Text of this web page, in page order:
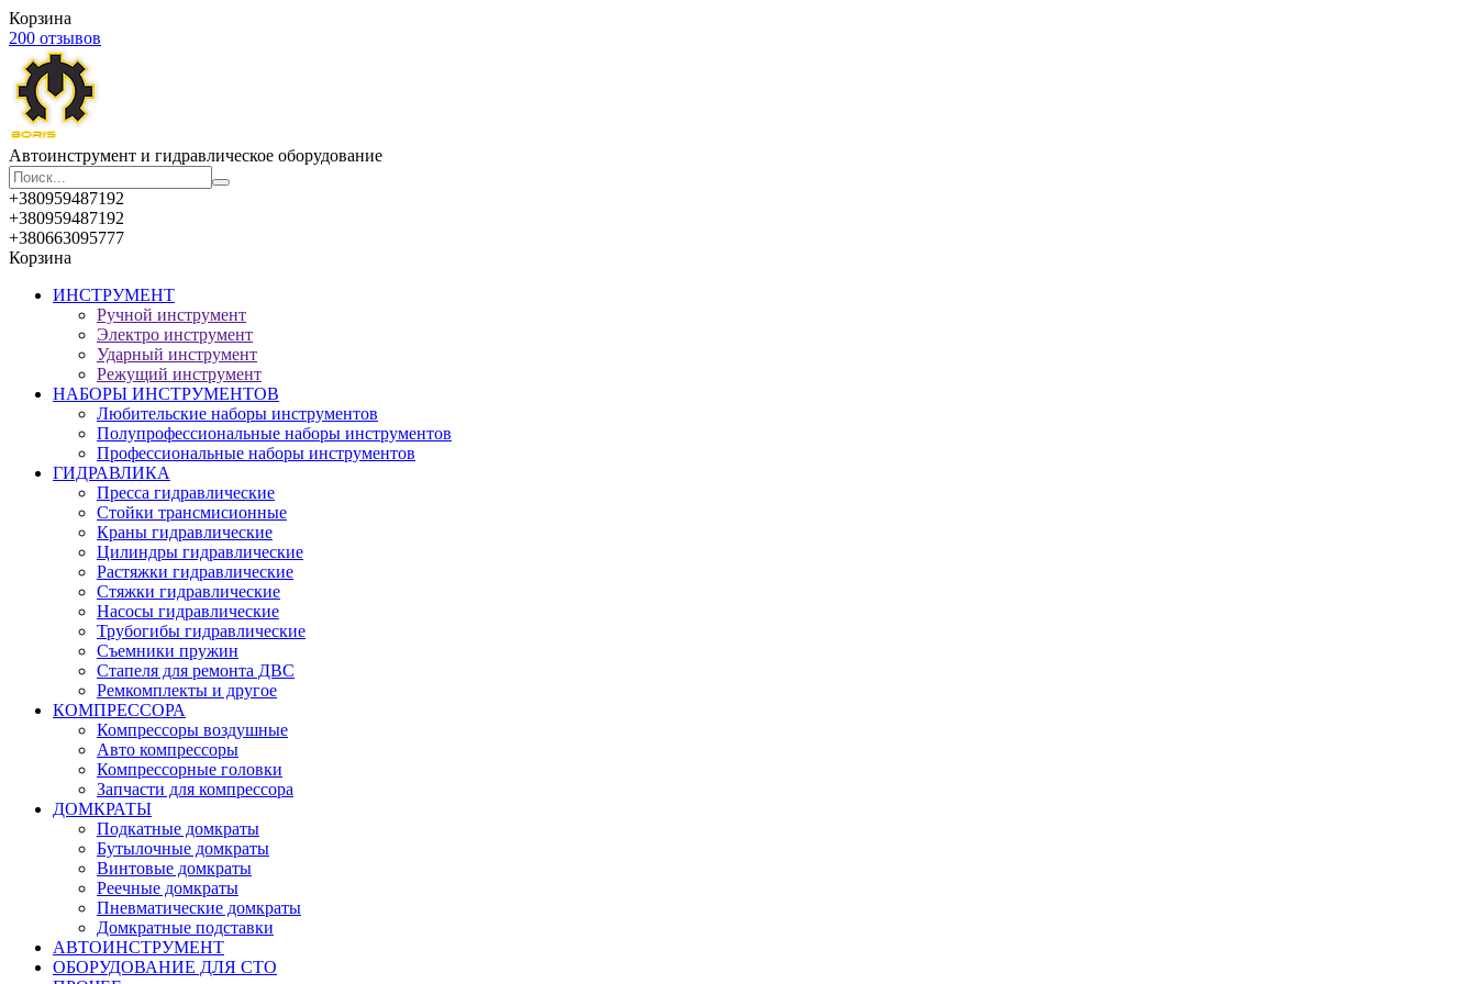
Корзина
200 отзывов
Автоинструмент и гидравлическое оборудование
+380959487192
+380959487192
+380663095777
Корзина
ИНСТРУМЕНТ
Ручной инструмент
Электро инструмент
Ударный инструмент
Режущий инструмент
НАБОРЫ ИНСТРУМЕНТОВ
Любительские наборы инструментов
Полупрофессиональные наборы инструментов
Профессиональные наборы инструментов
ГИДРАВЛИКА
Пресса гидравлические
Стойки трансмисионные
Краны гидравлические
Цилиндры гидравлические
Растяжки гидравлические
Стяжки гидравлические
Насосы гидравлические
Трубогибы гидравлические
Съемники пружин
Стапеля для ремонта ДВС
Ремкомплекты и другое
КОМПРЕССОРА
Компрессоры воздушные
Авто компрессоры
Компрессорные головки
Запчасти для компрессора
ДОМКРАТЫ
Подкатные домкраты
Бутылочные домкраты
Винтовые домкраты
Реечные домкраты
Пневматические домкраты
Домкратные подставки
АВТОИНСТРУМЕНТ
ОБОРУДОВАНИЕ ДЛЯ СТО